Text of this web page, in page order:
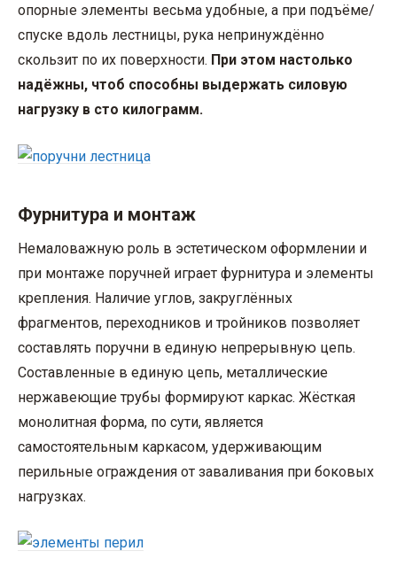
опорные элементы весьма удобные, а при подъёме/
спуске вдоль лестницы, рука непринуждённо
скользит по их поверхности. При этом настолько
надёжны, чтоб способны выдержать силовую
нагрузку в сто килограмм.
Фурнитура и монтаж
Немаловажную роль в эстетическом оформлении и
при монтаже поручней играет фурнитура и элементы
крепления. Наличие углов, закруглённых
фрагментов, переходников и тройников позволяет
составлять поручни в единую непрерывную цепь.
Составленные в единую цепь, металлические
нержавеющие трубы формируют каркас. Жёсткая
монолитная форма, по сути, является
самостоятельным каркасом, удерживающим
перильные ограждения от заваливания при боковых
нагрузках.